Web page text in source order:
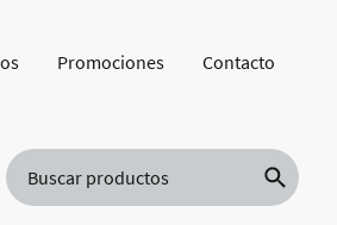
Promociones Contacto